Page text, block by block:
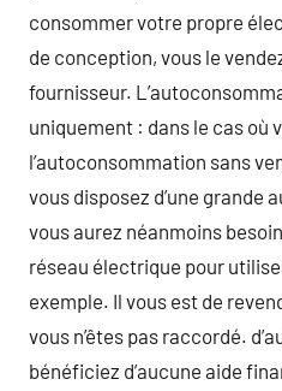
consommer votre propre
de conception, vous le
fournisseur.
uniquement : dans le cas où
l’autoconsommation sans
vous disposez d’une grande
vous aurez néanmoins
réseau électrique pour
exemple. Il vous est de
vous n’êtes pas raccordé.
bénéficiez d’aucune aide